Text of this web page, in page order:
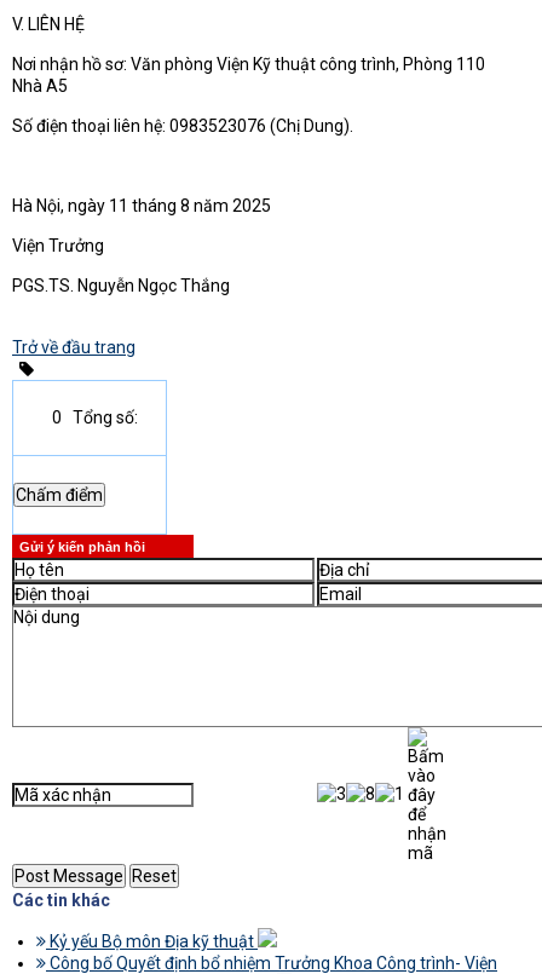
V. LIÊN HỆ
Nơi nhận hồ sơ: Văn phòng Viện Kỹ thuật công trình, Phòng 110
Nhà A5
Số điện thoại liên hệ: 0983523076 (Chị Dung).
Hà Nội, ngày 11 tháng 8 năm 2025
Viện Trưởng
PGS.TS. Nguyễn Ngọc Thắng
Trở về đầu trang
0 Tổng số:
Gửi ý kiến phản hồi
Các tin khác
Kỷ yếu Bộ môn Địa kỹ thuật
Công bố Quyết định bổ nhiệm Trưởng Khoa Công trình- Viện